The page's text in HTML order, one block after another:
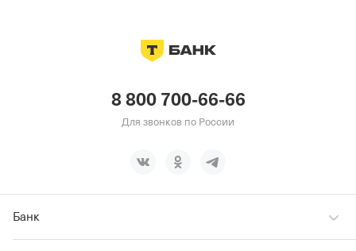
8 800 700-66-66
Для звонков по России
Банк